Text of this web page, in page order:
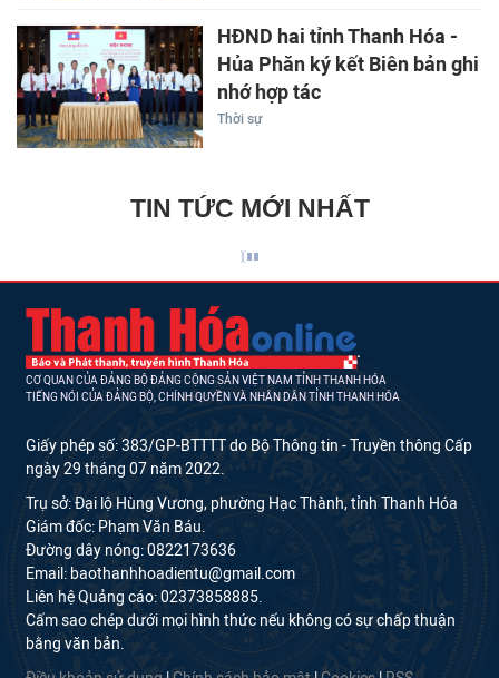
HĐND hai tỉnh Thanh Hóa -
Hủa Phăn ký kết Biên bản ghi
nhớ hợp tác
Thời sự
TIN TỨC MỚI NHẤT
CƠ QUAN CỦA ĐẢNG BỘ ĐẢNG CỘNG SẢN VIỆT NAM TỈNH THANH HÓA
TIẾNG NÓI CỦA ĐẢNG BỘ, CHÍNH QUYỀN VÀ NHÂN DÂN TỈNH THANH HÓA
Giấy phép số: 383/GP-BTTTT do Bộ Thông tin - Truyền thông Cấp
ngày 29 tháng 07 năm 2022.
Trụ sở: Đại lộ Hùng Vương, phường Hạc Thành, tỉnh Thanh Hóa
Giám đốc: Phạm Văn Báu.
Đường dây nóng: 0822173636
Email: baothanhhoadientu@gmail.com
Liên hệ Quảng cáo: 02373858885.
Cấm sao chép dưới mọi hình thức nếu không có sự chấp thuận
bằng văn bản.